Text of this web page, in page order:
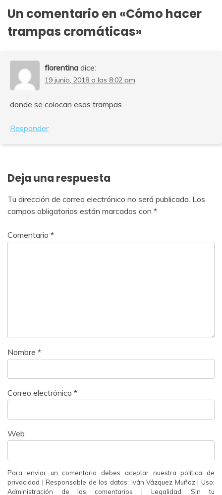
entradas
Un comentario en «Cómo hacer
trampas cromáticas»
florentina dice:
19 junio, 2018 a las 8:02 pm
donde se colocan esas trampas
Responder
Deja una respuesta
Tu dirección de correo electrónico no será publicada. Los
campos obligatorios están marcados con *
Comentario *
Nombre *
Correo electrónico *
Web
Para enviar un comentario debes aceptar nuestra política de
privacidad | Responsable de los datos: Iván Vázquez Muñoz | Uso:
Administración de los comentarios | Legalidad: Sin tu